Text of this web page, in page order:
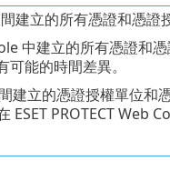
建立的所有憑證和憑
中建立的所有憑證
能的時間差異。
建立的憑證授權單位和
ESET PROTECT Web